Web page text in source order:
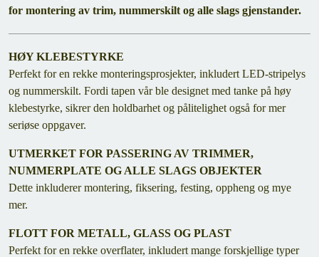
for montering av trim, nummerskilt og alle slags gjenstander.
HØY KLEBESTYRKE
Perfekt for en rekke monteringsprosjekter, inkludert LED-stripelys
og nummerskilt. Fordi tapen vår ble designet med tanke på høy
klebestyrke, sikrer den holdbarhet og pålitelighet også for mer
seriøse oppgaver.
UTMERKET FOR PASSERING AV TRIMMER,
NUMMERPLATE OG ALLE SLAGS OBJEKTER
Dette inkluderer montering, fiksering, festing, oppheng og mye
mer.
FLOTT FOR METALL, GLASS OG PLAST
Perfekt for en rekke overflater, inkludert mange forskjellige typer